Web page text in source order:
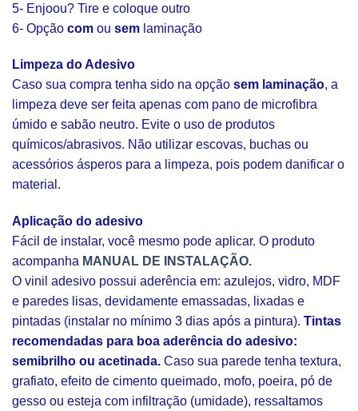
5- Enjoou? Tire e coloque outro
6- Opção com ou sem laminação
Limpeza do Adesivo
Caso sua compra tenha sido na opção sem laminação, a
limpeza deve ser feita apenas com pano de microfibra
úmido e sabão neutro. Evite o uso de produtos
químicos/abrasivos. Não utilizar escovas, buchas ou
acessórios ásperos para a limpeza, pois podem danificar o
material.
Aplicação do adesivo
Fácil de instalar, você mesmo pode aplicar. O produto
acompanha MANUAL DE INSTALAÇÃO.
O vinil adesivo possui aderência em: azulejos, vidro, MDF
e paredes lisas, devidamente emassadas, lixadas e
pintadas (instalar no mínimo 3 dias após a pintura). Tintas
recomendadas para boa aderência do adesivo:
semibrilho ou acetinada. Caso sua parede tenha textura,
grafiato, efeito de cimento queimado, mofo, poeira, pó de
gesso ou esteja com infiltração (umidade), ressaltamos